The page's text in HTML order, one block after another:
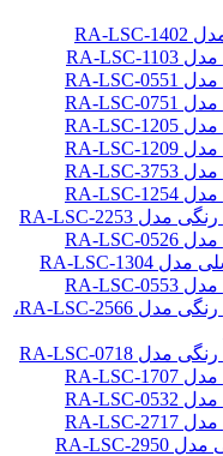
دوربین خطی 5340 پیکسلی رنگی مدل RA-LSC-2566،